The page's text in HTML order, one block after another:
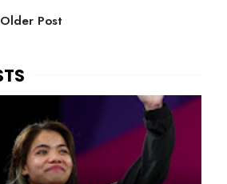
Older Post